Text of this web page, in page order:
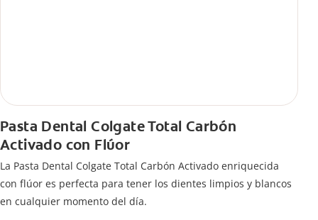
Pasta Dental Colgate Total Carbón
Activado con Flúor
La Pasta Dental Colgate Total Carbón Activado enriquecida
con flúor es perfecta para tener los dientes limpios y blancos
en cualquier momento del día.